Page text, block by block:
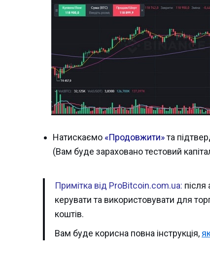
Натискаємо «Продовжити»та
(Вам буде зараховано тестовий
Примітка від ProBitcoin.com.ua:
керувати та використовувати для
коштів.
Вам буде корисна повна інструкція,